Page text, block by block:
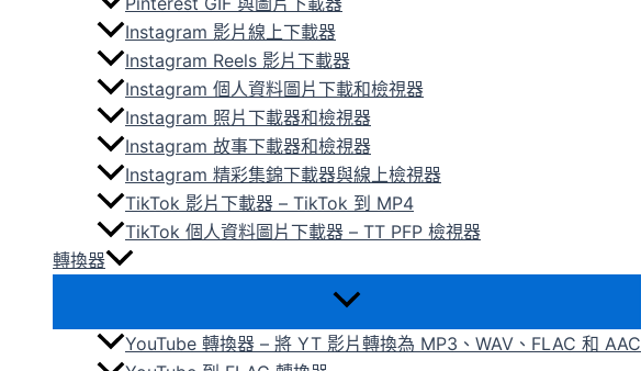
Instagram 影片線上下載器
Instagram Reels 影片下載器
Instagram 個人資料圖片下載和檢視器
Instagram 照片下載器和檢視器
Instagram 故事下載器和檢視器
Instagram 精彩集錦下載器與線上檢視器
TikTok 影片下載器 – TikTok 到 MP4
TikTok 個人資料圖片下載器 – TT PFP 檢視器
轉換器
YouTube 轉換器 – 將 YT 影片轉換為 MP3、WAV、FLAC 和 AAC